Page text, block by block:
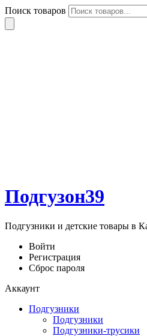
Поиск товаров
Подгузон39
Подгузники и детские товары в
Войти
Регистрация
Сброс пароля
Аккаунт
Подгузники
Подгузники
Подгузники-трусики